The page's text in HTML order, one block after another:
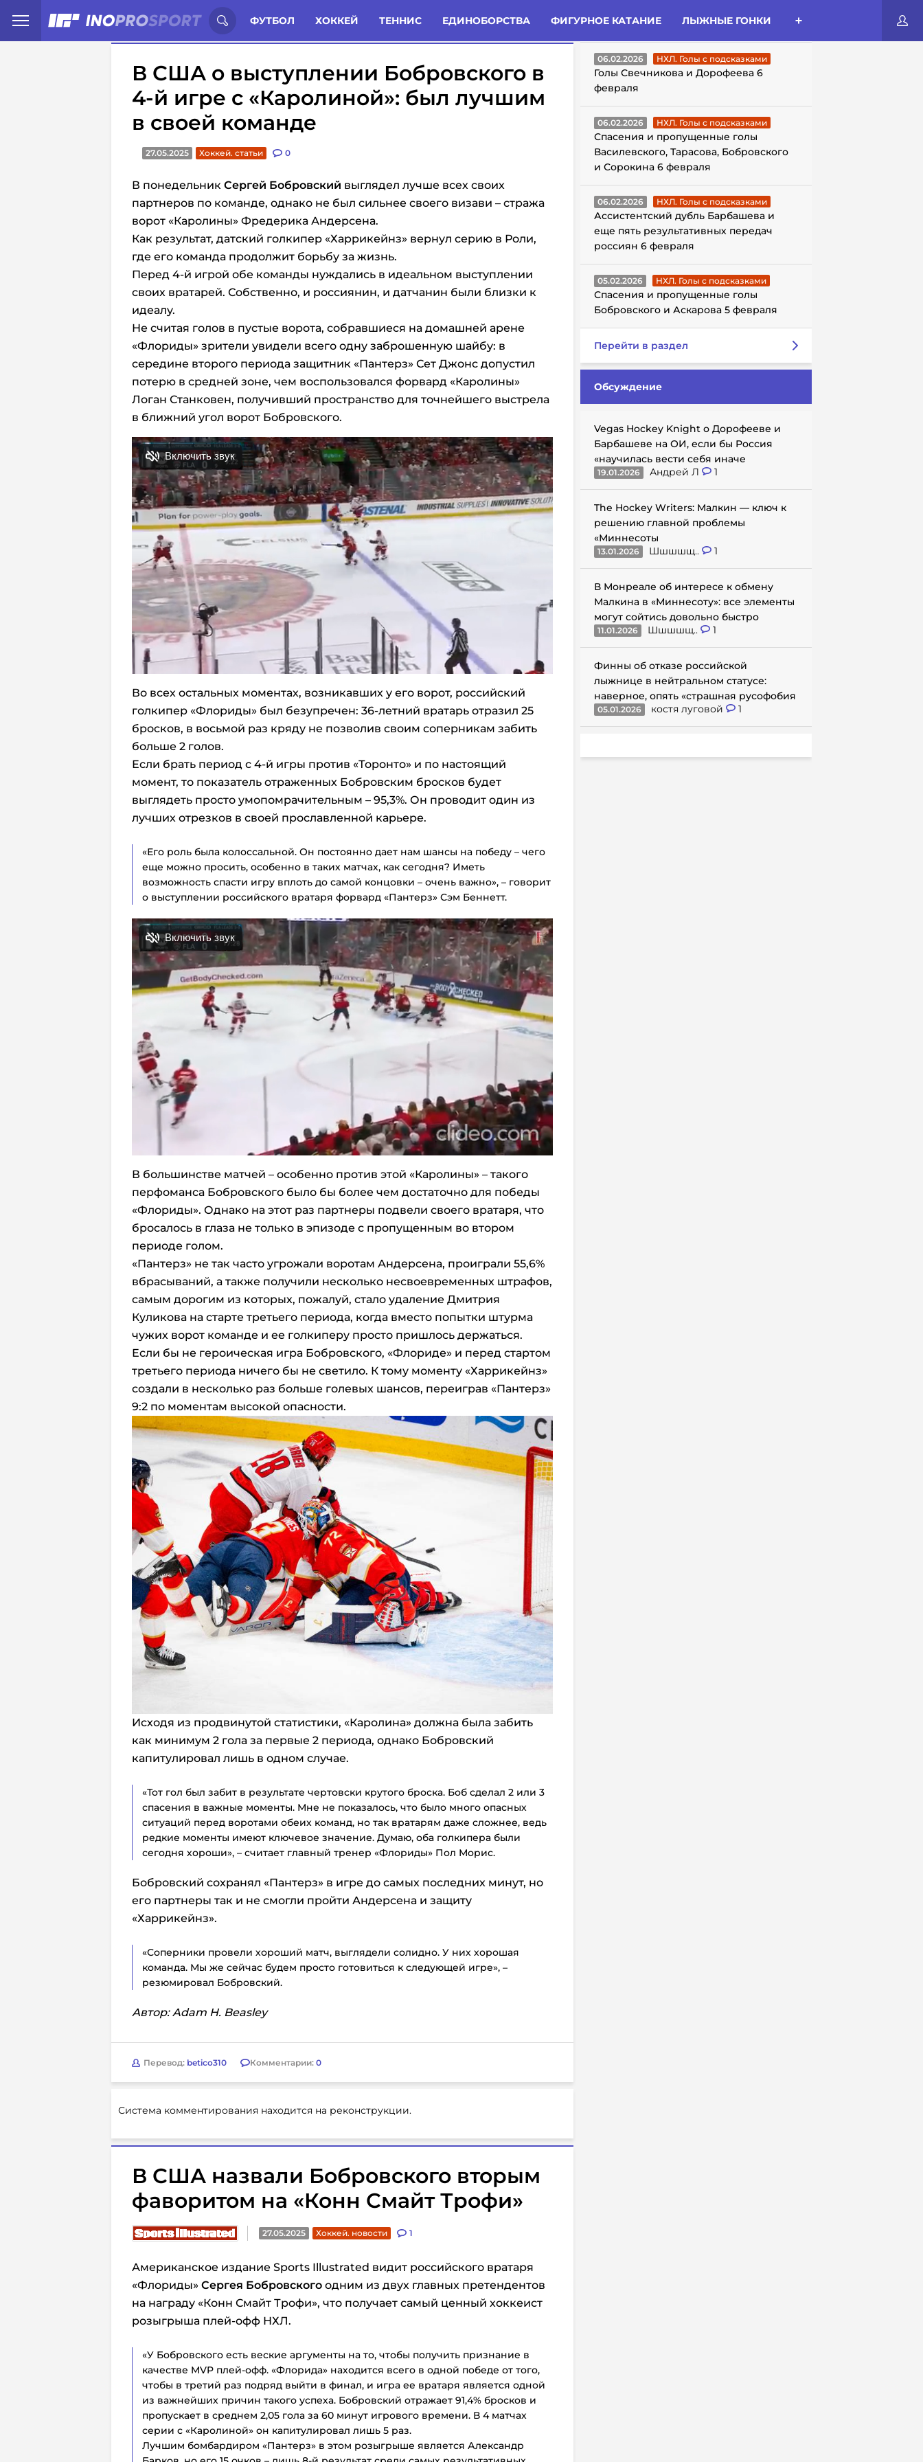
ФУТБОЛ ХОККЕЙ ТЕННИС ЕДИНОБОРСТВА ФИГУРНОЕ КАТАНИЕ ЛЫЖНЫЕ ГОНКИ
Иностранцы о спорте России: Статьи Комменты Новости
В США о выступлении Бобровского в
4-й игре с «Каролиной»: был лучшим
в своей команде
27.05.2025 Хоккей. статьи 0
В понедельник Сергей Бобровский выглядел лучше всех своих
партнеров по команде, однако не был сильнее своего визави – стража
ворот «Каролины» Фредерика Андерсена.
Как результат, датский голкипер «Харрикейнз» вернул серию в Роли,
где его команда продолжит борьбу за жизнь.
Перед 4-й игрой обе команды нуждались в идеальном выступлении
своих вратарей. Собственно, и россиянин, и датчанин были близки к
идеалу.
Не считая голов в пустые ворота, собравшиеся на домашней арене
«Флориды» зрители увидели всего одну заброшенную шайбу: в
середине второго периода защитник «Пантерз» Сет Джонс допустил
потерю в средней зоне, чем воспользовался форвард «Каролины»
Логан Станковен, получивший пространство для точнейшего выстрела
в ближний угол ворот Бобровского.
Во всех остальных моментах, возникавших у его ворот, российский
голкипер «Флориды» был безупречен: 36-летний вратарь отразил 25
бросков, в восьмой раз кряду не позволив своим соперникам забить
больше 2 голов.
Если брать период с 4-й игры против «Торонто» и по настоящий
момент, то показатель отраженных Бобровским бросков будет
выглядеть просто умопомрачительным – 95,3%. Он проводит один из
лучших отрезков в своей прославленной карьере.
«Его роль была колоссальной. Он постоянно дает нам шансы на победу – чего
еще можно просить, особенно в таких матчах, как сегодня? Иметь
возможность спасти игру вплоть до самой концовки – очень важно», – говорит
о выступлении российского вратаря форвард «Пантерз» Сэм Беннетт.
В большинстве матчей – особенно против этой «Каролины» – такого
перфоманса Бобровского было бы более чем достаточно для победы
«Флориды». Однако на этот раз партнеры подвели своего вратаря, что
бросалось в глаза не только в эпизоде с пропущенным во втором
периоде голом.
«Пантерз» не так часто угрожали воротам Андерсена, проиграли 55,6%
вбрасываний, а также получили несколько несвоевременных штрафов,
самым дорогим из которых, пожалуй, стало удаление Дмитрия
Куликова на старте третьего периода, когда вместо попытки штурма
чужих ворот команде и ее голкиперу просто пришлось держаться.
Если бы не героическая игра Бобровского, «Флориде» и перед стартом
третьего периода ничего бы не светило. К тому моменту «Харрикейнз»
создали в несколько раз больше голевых шансов, переиграв «Пантерз»
9:2 по моментам высокой опасности.
Исходя из продвинутой статистики, «Каролина» должна была забить
как минимум 2 гола за первые 2 периода, однако Бобровский
капитулировал лишь в одном случае.
«Тот гол был забит в результате чертовски крутого броска. Боб сделал 2 или 3
спасения в важные моменты. Мне не показалось, что было много опасных
ситуаций перед воротами обеих команд, но так вратарям даже сложнее, ведь
редкие моменты имеют ключевое значение. Думаю, оба голкипера были
сегодня хороши», – считает главный тренер «Флориды» Пол Морис.
Бобровский сохранял «Пантерз» в игре до самых последних минут, но
его партнеры так и не смогли пройти Андерсена и защиту
«Харрикейнз».
«Соперники провели хороший матч, выглядели солидно. У них хорошая
команда. Мы же сейчас будем просто готовиться к следующей игре», –
резюмировал Бобровский.
Автор: Adam H. Beasley
Перевод: betico310 Комментарии: 0
Система комментирования находится на реконструкции.
В США назвали Бобровского вторым
фаворитом на «Конн Смайт Трофи»
27.05.2025 Хоккей. новости 1
Американское издание Sports Illustrated видит российского вратаря
«Флориды» Сергея Бобровского одним из двух главных претендентов
на награду «Конн Смайт Трофи», что получает самый ценный хоккеист
розыгрыша плей-офф НХЛ.
«У Бобровского есть веские аргументы на то, чтобы получить признание в
качестве MVP плей-офф. «Флорида» находится всего в одной победе от того,
чтобы в третий раз подряд выйти в финал, и игра ее вратаря является одной
из важнейших причин такого успеха. Бобровский отражает 91,4% бросков и
пропускает в среднем 2,05 гола за 60 минут игрового времени. В 4 матчах
серии с «Каролиной» он капитулировал лишь 5 раз.
Лучшим бомбардиром «Пантерз» в этом розыгрыше является Александр
ГОЛЫ С ПОДСКАЗКАМИ
06.02.2026 НХЛ. Голы с подсказками
Голы Свечникова и Дорофеева 6
февраля
06.02.2026 НХЛ. Голы с подсказками
Спасения и пропущенные голы
Василевского, Тарасова, Бобровского
и Сорокина 6 февраля
06.02.2026 НХЛ. Голы с подсказками
Ассистентский дубль Барбашева и
еще пять результативных передач
россиян 6 февраля
05.02.2026 НХЛ. Голы с подсказками
Спасения и пропущенные голы
Бобровского и Аскарова 5 февраля
Перейти в раздел
Обсуждение
Vegas Hockey Knight о Дорофееве и
Барбашеве на ОИ, если бы Россия
«научилась вести себя иначе
19.01.2026 Андрей Л 1
The Hockey Writers: Малкин — ключ к
решению главной проблемы
«Миннесоты
13.01.2026 Шшшшщ.. 1
В Монреале об интересе к обмену
Малкина в «Миннесоту»: все элементы
могут сойтись довольно быстро
11.01.2026 Шшшшщ.. 1
Финны об отказе российской
лыжнице в нейтральном статусе:
наверное, опять «страшная русофобия
05.01.2026 костя луговой 1